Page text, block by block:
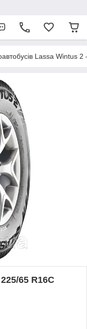
Lassa Wintus
65 R16C